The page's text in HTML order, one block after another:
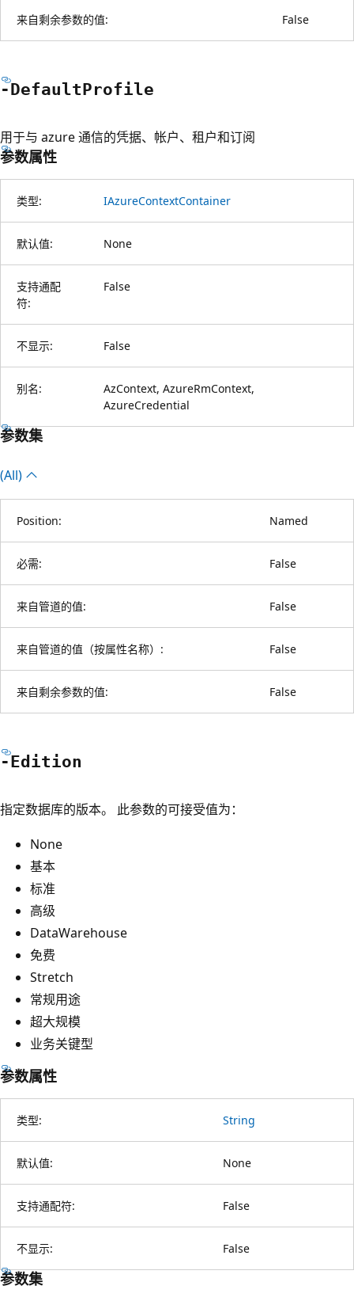
来自剩余参数的值: False
-DefaultProfile
用于与 azure 通信的凭据、帐户、租户和订阅
参数属性
类型: IAzureContextContainer
默认值: None
支持通配
符:
False
不显示: False
别名:
AzContext, AzureRmContext,
AzureCredential
参数集
(All)
Position: Named
必需: False
来自管道的值: False
来自管道的值（按属性名称）: False
来自剩余参数的值: False
-Edition
指定数据库的版本。 此参数的可接受值为：
None
基本
标准
高级
DataWarehouse
免费
Stretch
常规用途
超大规模
业务关键型
参数属性
类型: String
默认值: None
支持通配符: False
不显示: False
参数集